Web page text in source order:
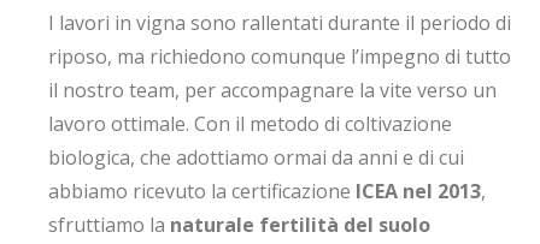
I lavori in vigna sono rallentati durante il periodo di
riposo, ma richiedono comunque l’impegno di tutto
il nostro team, per accompagnare la vite verso un
lavoro ottimale. Con il metodo di coltivazione
biologica, che adottiamo ormai da anni e di cui
abbiamo ricevuto la certificazione ICEA nel 2013,
sfruttiamo la naturale fertilità del suolo